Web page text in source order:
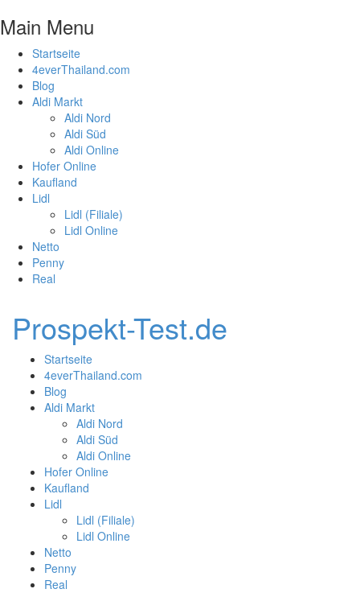
Main Menu
Startseite
4everThailand.com
Blog
Aldi Markt
Aldi Nord
Aldi Süd
Aldi Online
Hofer Online
Kaufland
Lidl
Lidl (Filiale)
Lidl Online
Netto
Penny
Real
Prospekt-Test.de
Startseite
4everThailand.com
Blog
Aldi Markt
Aldi Nord
Aldi Süd
Aldi Online
Hofer Online
Kaufland
Lidl
Lidl (Filiale)
Lidl Online
Netto
Penny
Real